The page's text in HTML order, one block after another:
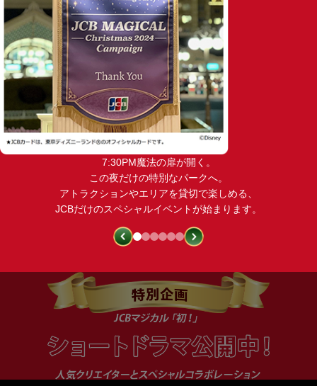
7:30PM魔法の扉が開く。
この夜だけの特別なパークへ。
アトラクションやエリアを貸切で楽しめる、
JCBだけのスペシャルイベントが始まります。